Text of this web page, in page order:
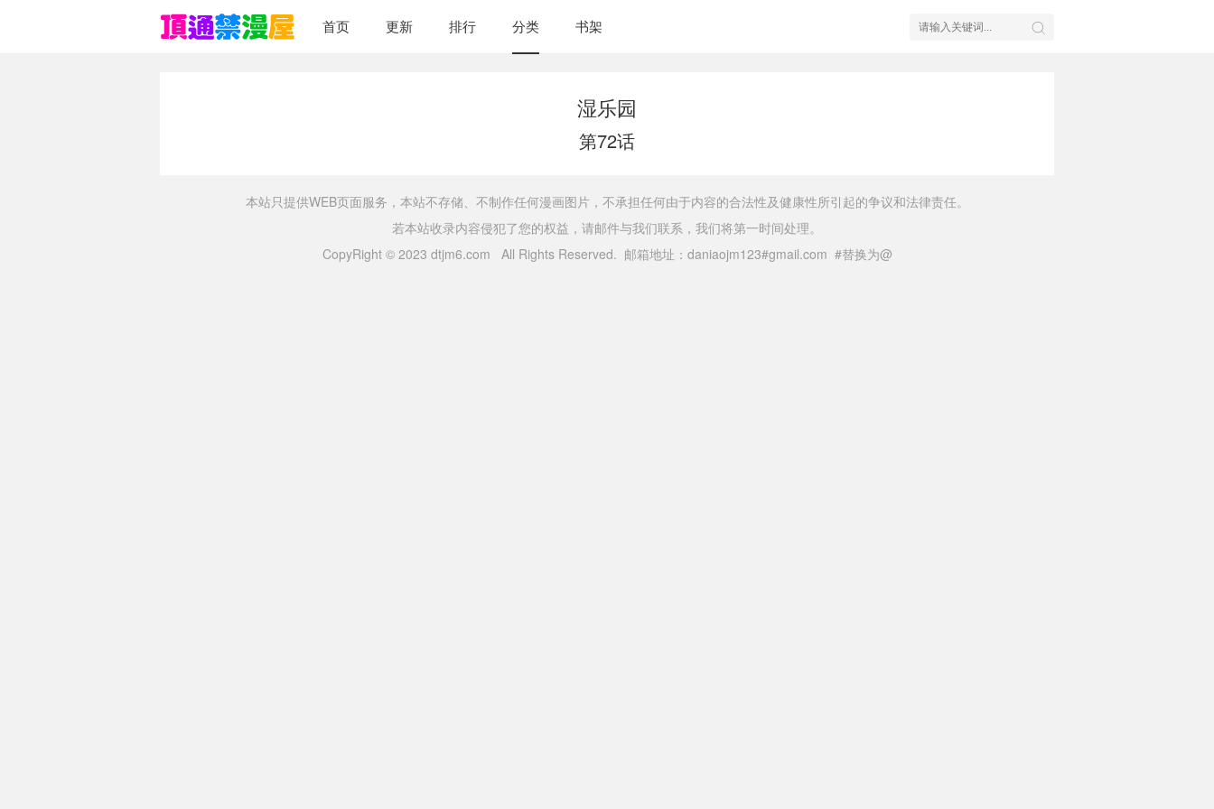
首页 更新 排行 分类 书架
湿乐园
第72话
本站只提供WEB页面服务，本站不存储、不制作任何漫画图片，不承担任何由于内容的合法性及健康性所引起的争议和法律责任。
若本站收录内容侵犯了您的权益，请邮件与我们联系，我们将第一时间处理。
CopyRight © 2023 dtjm6.com All Rights Reserved. 邮箱地址：daniaojm123#gmail.com #替换为@